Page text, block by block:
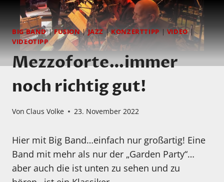
BIG BAND|FUSION|JAZZ|KONZERTTIPP| VIDEO|
VIDEOTIPP
Mezzoforte…immer
noch richtig gut!
Von Claus Volke 23. November 2022
Hier mit Big Band…einfach nur großartig! Eine
Band mit mehr als nur der „Garden Party“…
aber auch die ist unten zu sehen und zu